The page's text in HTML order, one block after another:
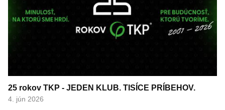
25 rokov TKP - JEDEN KLUB. TISÍCE PRÍBEHOV.
4. jún 2026